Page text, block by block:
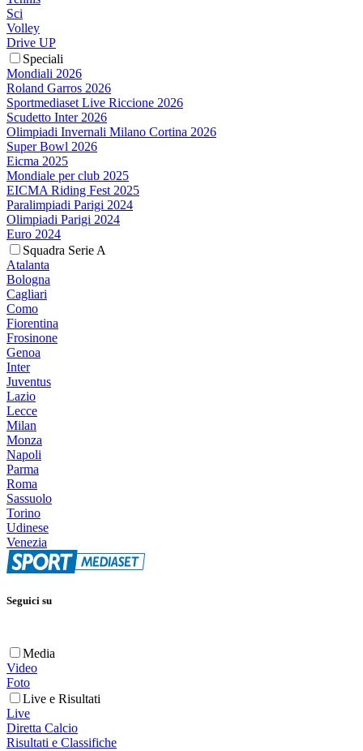
Sci
Volley
Drive UP
Speciali
Mondiali 2026
Roland Garros 2026
Sportmediaset Live Riccione 2026
Scudetto Inter 2026
Olimpiadi Invernali Milano Cortina 2026
Super Bowl 2026
Eicma 2025
Mondiale per club 2025
EICMA Riding Fest 2025
Paralimpiadi Parigi 2024
Olimpiadi Parigi 2024
Euro 2024
Squadra Serie A
Atalanta
Bologna
Cagliari
Como
Fiorentina
Frosinone
Genoa
Inter
Juventus
Lazio
Lecce
Milan
Monza
Napoli
Parma
Roma
Sassuolo
Torino
Udinese
Venezia
Seguici su
Media
Video
Foto
Live e Risultati
Live
Diretta Calcio
Risultati e Classifiche